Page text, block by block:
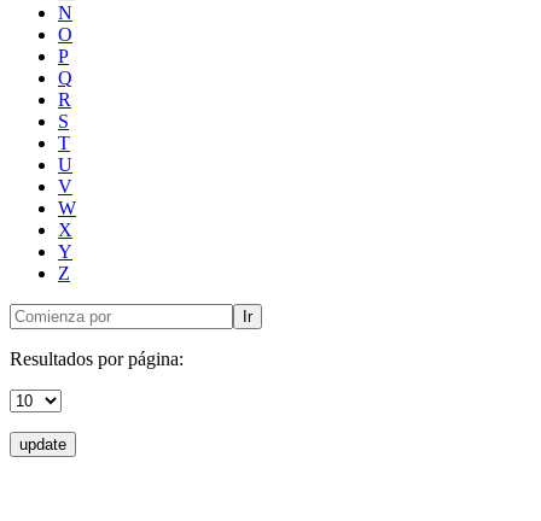
N
O
P
Q
R
S
T
U
V
W
X
Y
Z
Ir
Resultados por página:
update